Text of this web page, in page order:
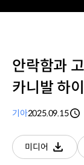
안락함과
카니발 하
기아2025.09.15
미디어
다운로드